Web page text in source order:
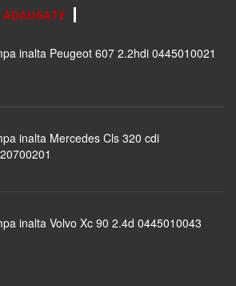
ADAUGATE
inalta Peugeot 607 2.2hdi 0445010021
inalta Mercedes Cls 320 cdi
inalta Volvo Xc 90 2.4d 0445010043